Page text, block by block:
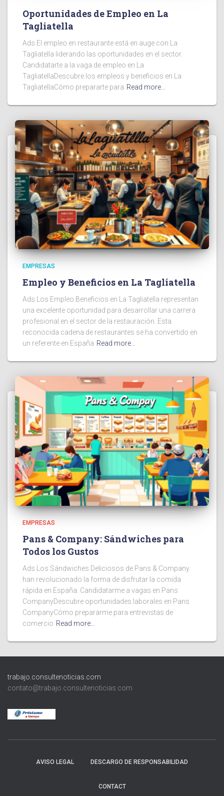
Oportunidades de Empleo en La
Tagliatella
Ads El empleo en restaurante está en auge con La
Tagliatella liderando las oportunidades en el sector.
Candidatarte a la vaga de empleo en La
TagliatellaDescubre los empleos y beneficios en La
TagliatellaCómo prepararte para Read more…
EMPRESAS
Empleo y Beneficios en La Tagliatella
Ads Los Empleo Beneficios en La Tagliatella representan
una excelente oportunidad para desarrollar una carrera
profesional en el sector de la restauración. Esta
reconocida cadena de restaurantes se ha convertido en
un referente en España Read more…
EMPRESAS
Pans & Company: Sándwiches para
Todos los Gustos
Ads Los Sándwiches Deliciosos de Pans & Company
han revolucionado la forma de disfrutar la comida
rápida en España. Candidatarme a vagas en Pans
CompanyDescubre oportunidades laborales en Pans
CompanyCómo prepararme para entrevistas de
comercio Read more…
trabajo.consultenoticias.com
contato@trabajo.consultenoticias.com
AVISO LEGAL DESCARGO DE RESPONSABILIDAD
CONTACT